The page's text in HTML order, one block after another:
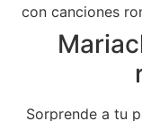
con canciones
Sorprende a tu